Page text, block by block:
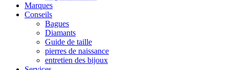
Marques
Conseils
Bagues
Diamants
Guide de taille
pierres de naissance
entretien des bijoux